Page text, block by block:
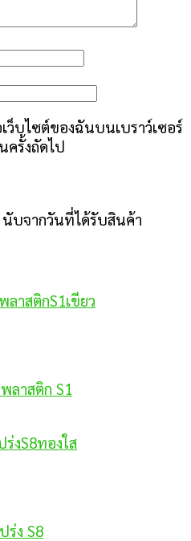
บไซต์ของฉันบนเบราว์เซอร์
ครั้งถัดไป
นับจากวันที่ได้รับสินค้า
ลาสติก S1
ร่ง S8